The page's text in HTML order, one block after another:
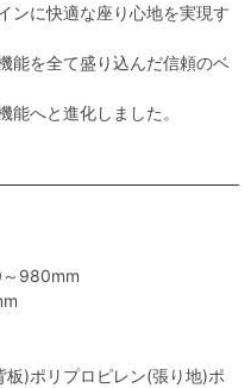
ンに快適な座り心地を実現す
能を全て盛り込んだ信頼のベ
へと進化しました。
980mm
)ポリプロピレン(張り地)ポ